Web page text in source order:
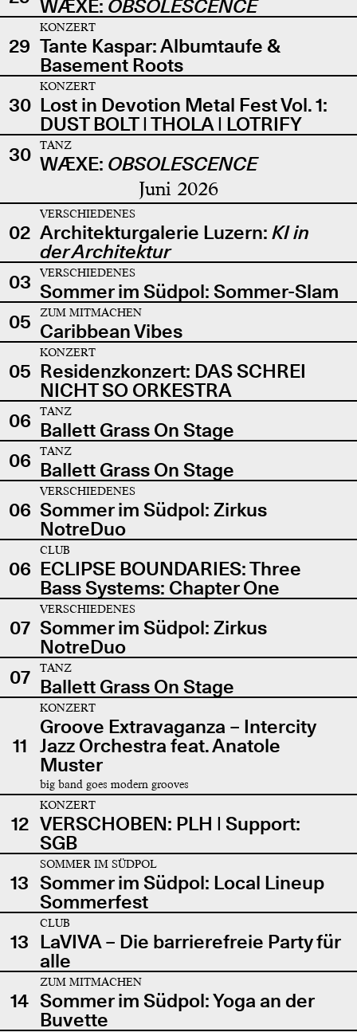
WÆXE: OBSOLESCENCE
29
KONZERT
Tante Kaspar: Albumtaufe &
Basement Roots
30
KONZERT
Lost in Devotion Metal Fest Vol. 1:
DUST BOLT | THOLA | LOTRIFY
30
TANZ
WÆXE: OBSOLESCENCE
Juni 2026
02
VERSCHIEDENES
Architekturgalerie Luzern: KI in
der Architektur
03
VERSCHIEDENES
Sommer im Südpol: Sommer-Slam
05
ZUM MITMACHEN
Caribbean Vibes
05
KONZERT
Residenzkonzert: DAS SCHREI
NICHT SO ORKESTRA
06
TANZ
Ballett Grass On Stage
06
TANZ
Ballett Grass On Stage
06
VERSCHIEDENES
Sommer im Südpol: Zirkus
NotreDuo
06
CLUB
ECLIPSE BOUNDARIES: Three
Bass Systems: Chapter One
07
VERSCHIEDENES
Sommer im Südpol: Zirkus
NotreDuo
07
TANZ
Ballett Grass On Stage
11
KONZERT
Groove Extravaganza – Intercity
Jazz Orchestra feat. Anatole
Muster
big band goes modern grooves
12
KONZERT
VERSCHOBEN: PLH | Support:
SGB
13
SOMMER IM SÜDPOL
Sommer im Südpol: Local Lineup
Sommerfest
13
CLUB
LaVIVA – Die barrierefreie Party für
alle
14
ZUM MITMACHEN
Sommer im Südpol: Yoga an der
Buvette